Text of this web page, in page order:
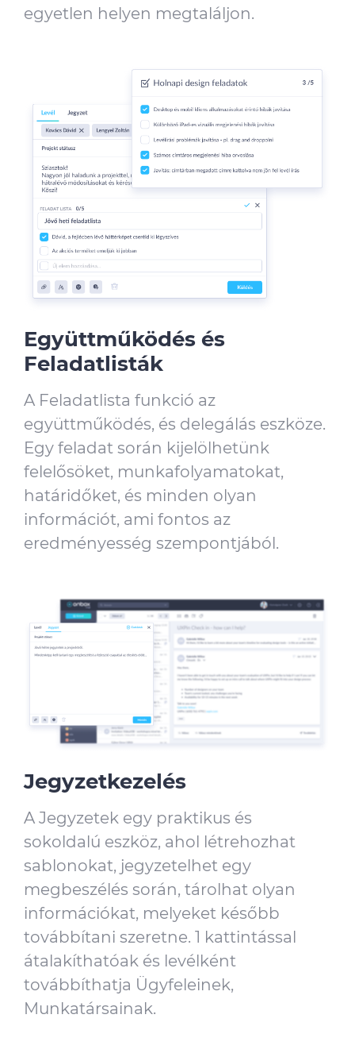
egyetlen helyen megtaláljon.
Együttműködés és
Feladatlisták
A Feladatlista funkció az
együttműködés, és delegálás eszköze.
Egy feladat során kijelölhetünk
felelősöket, munkafolyamatokat,
határidőket, és minden olyan
információt, ami fontos az
eredményesség szempontjából.
Jegyzetkezelés
A Jegyzetek egy praktikus és
sokoldalú eszköz, ahol létrehozhat
sablonokat, jegyzetelhet egy
megbeszélés során, tárolhat olyan
információkat, melyeket később
továbbítani szeretne. 1 kattintással
átalakíthatóak és levélként
továbbíthatja Ügyfeleinek,
Munkatársainak.